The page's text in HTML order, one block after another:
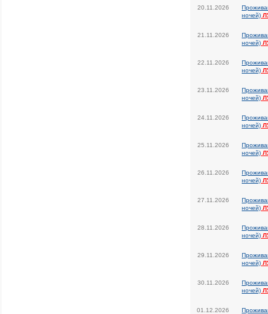
20.11.2026
ночей)
21.11.2026
ночей)
22.11.2026
ночей)
23.11.2026
ночей)
24.11.2026
ночей)
25.11.2026
ночей)
26.11.2026
ночей)
27.11.2026
ночей)
28.11.2026
ночей)
29.11.2026
ночей)
30.11.2026
ночей)
01.12.2026